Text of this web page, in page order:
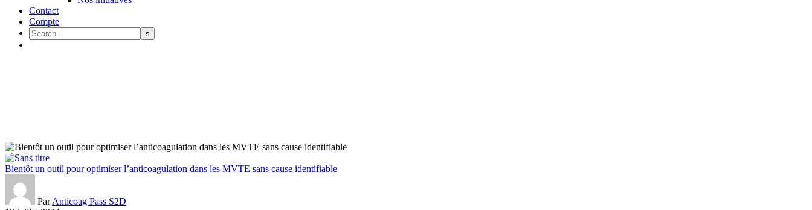
Contact
Compte
Bientôt un outil pour optimiser l’anticoagulation dans les MVTE sans cause identifiable
ParAnticoag Pass S2D